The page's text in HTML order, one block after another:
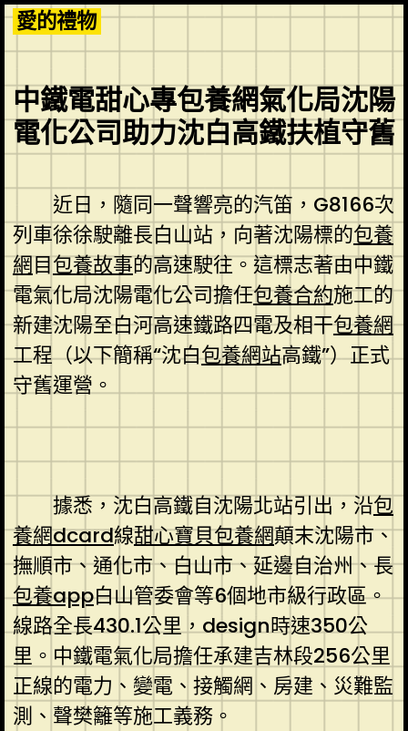
Skip
to
content
愛的禮物
中鐵電甜心專包養網氣化局沈陽
電化公司助力沈白高鐵扶植守舊
近日，隨同一聲響亮的汽笛，G8166次
列車徐徐駛離長白山站，向著沈陽標的包養
網目包養故事的高速駛往。這標志著由中鐵
電氣化局沈陽電化公司擔任包養合約施工的
新建沈陽至白河高速鐵路四電及相干包養網
工程（以下簡稱“沈白包養網站高鐵”）正式
守舊運營。
據悉，沈白高鐵自沈陽北站引出，沿包
養網dcard線甜心寶貝包養網顛末沈陽市、
撫順市、通化市、白山市、延邊自治州、長
包養app白山管委會等6個地市級行政區。
線路全長430.1公里，design時速350公
里。中鐵電氣化局擔任承建吉林段256公里
正線的電力、變電、接觸網、房建、災難監
測、聲樊籬等施工義務。